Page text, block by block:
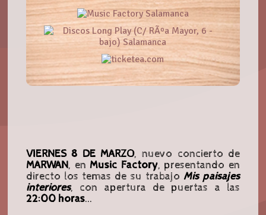
VIERNES 8 DE MARZO, nuevo concierto de
MARWAN, en Music Factory, presentando en
directo los temas de su trabajo Mis paisajes
interiores, con apertura de puertas a las
22:00 horas...